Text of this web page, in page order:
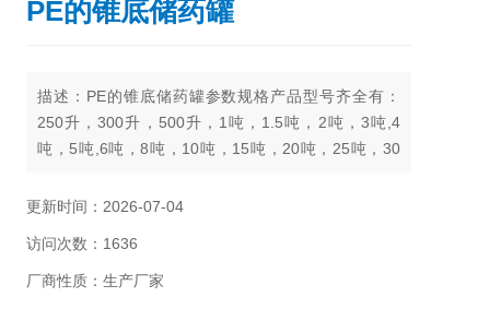
PE的锥底储药罐
描述：PE的锥底储药罐参数规格产品型号齐全有：
250升，300升，500升，1吨，1.5吨，2吨，3吨,4
吨，5吨,6吨，8吨，10吨，15吨，20吨，25吨，30
更新时间：2026-07-04
访问次数：1636
厂商性质：生产厂家